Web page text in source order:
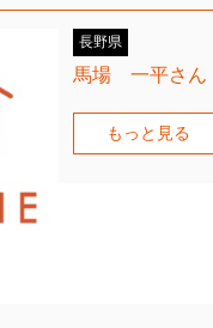
長野県
馬場 一平さん
もっと見る